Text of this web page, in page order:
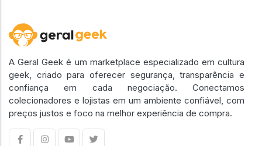
A Geral Geek é um marketplace especializado em cultura
geek, criado para oferecer segurança, transparência e
confiança em cada negociação. Conectamos
colecionadores e lojistas em um ambiente confiável, com
preços justos e foco na melhor experiência de compra.